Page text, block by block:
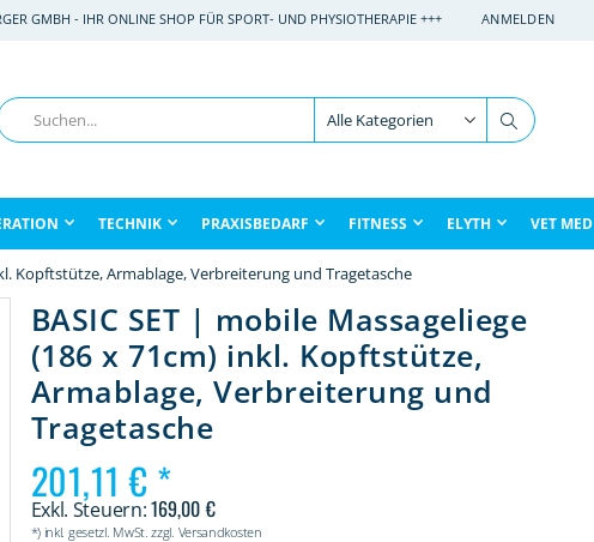
GMBH - IHR ONLINE SHOP FÜR SPORT- UND PHYSIOTHERAPIE +++ ANMELDEN
Suche
TECHNIK PRAXISBEDARF FITNESS ELYTH VET MED
Kopftstütze, Armablage, Verbreiterung und Tragetasche
BASIC SET | mobile Massageliege
(186 x 71cm) inkl. Kopftstütze,
Armablage, Verbreiterung und
Tragetasche
201,11 €
169,00 €
*) inkl. gesetzl. MwSt. zzgl. Versandkosten